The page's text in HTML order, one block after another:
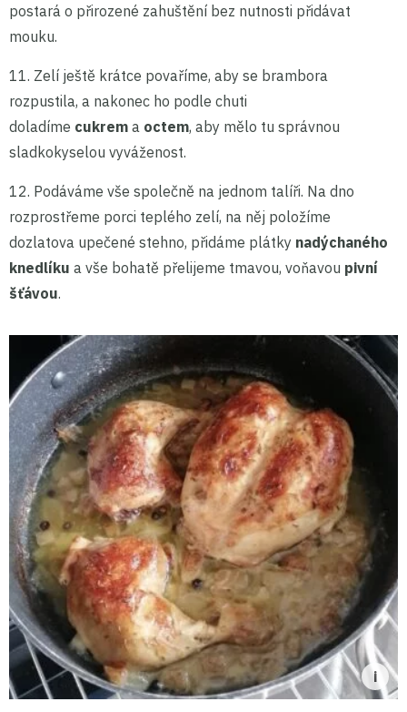
postará o přirozené zahuštění bez nutnosti přidávat
mouku.
11. Zelí ještě krátce povaříme, aby se brambora
rozpustila, a nakonec ho podle chuti
doladíme cukrem a octem, aby mělo tu správnou
sladkokyselou vyváženost.
12. Podáváme vše společně na jednom talíři. Na dno
rozprostřeme porci teplého zelí, na něj položíme
dozlatova upečené stehno, přidáme plátky nadýchaného
knedlíku a vše bohatě přelijeme tmavou, voňavou pivní
šťávou.